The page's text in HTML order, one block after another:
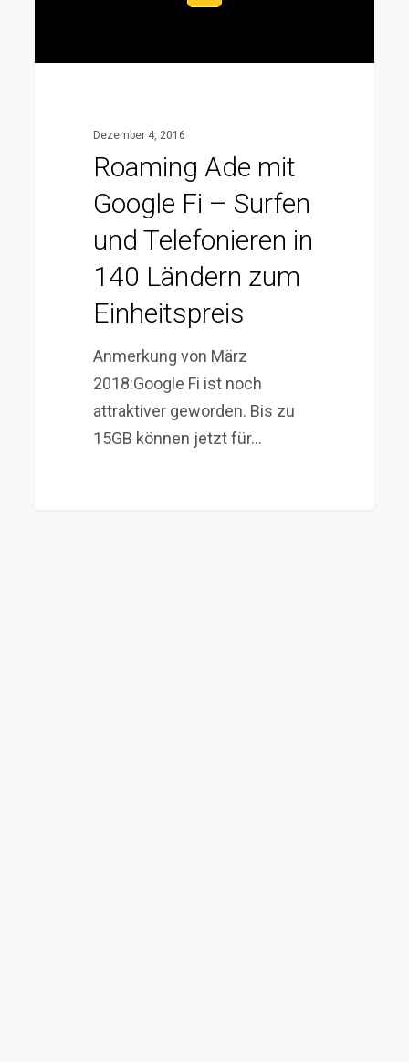
Telefonieren
Einheitspreis
Dezember 4, 2016
Roaming Ade mit
Google Fi – Surfen
und Telefonieren in
140 Ländern zum
Einheitspreis
Anmerkung von März
2018:Google Fi ist noch
attraktiver geworden. Bis zu
15GB können jetzt für…